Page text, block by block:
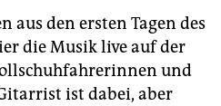
aus den ersten Tagen des
die Musik live auf der
und
ist dabei, aber